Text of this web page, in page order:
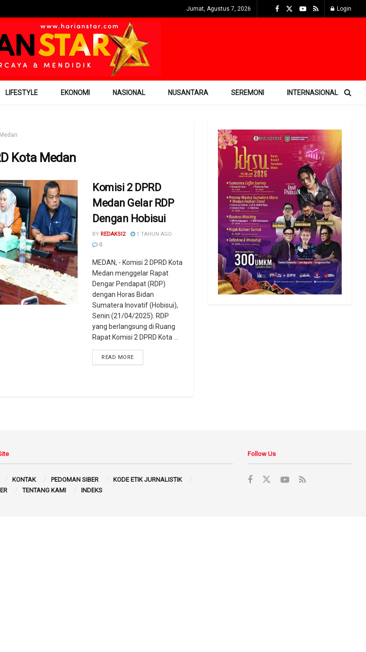
Jumat, Agustus 7, 2026 Login
LIFESTYLE EKONOMI NASIONAL NUSANTARA SEREMONI INTERNASIONAL
Kota Medan
Komisi 2 DPRD
Medan Gelar RDP
Dengan Hobisui
BY REDAKSI2
1 TAHUN AGO
0
MEDAN, - Komisi 2 DPRD Kota
Medan menggelar Rapat
Dengar Pendapat (RDP)
dengan Horas Bidan
Sumatera Inovatif (Hobisui),
Senin (21/04/2025). RDP
yang berlangsung di Ruang
Rapat Komisi 2 DPRD Kota ...
READ MORE
KONTAK PEDOMAN SIBER
KODE ETIK JURNALISTIK
TENTANG KAMI INDEKS
Follow Us